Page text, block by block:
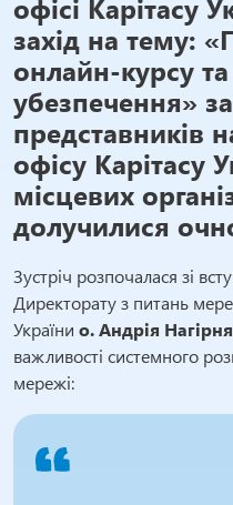
офісі Карітасу
захід на тему:
онлайн-курсу
убезпечення» за
представників
офісу Карітасу
місцевих
долучилися
Зустріч розпочалася зі
Директорату з питань
України о. Андрія
важливості системного
мережі: